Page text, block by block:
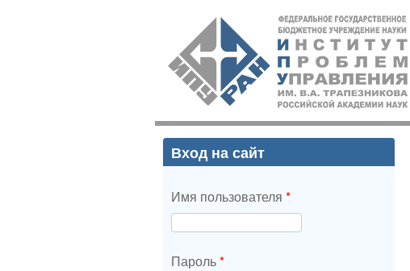
ИПУ
РАН
Вход на сайт
Имя пользователя *
Пароль*